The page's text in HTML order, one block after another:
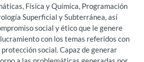
Física y Química, Programación
Superficial y Subterránea, así
social y ético que le genere
con los temas referidos con
social. Capaz de generar